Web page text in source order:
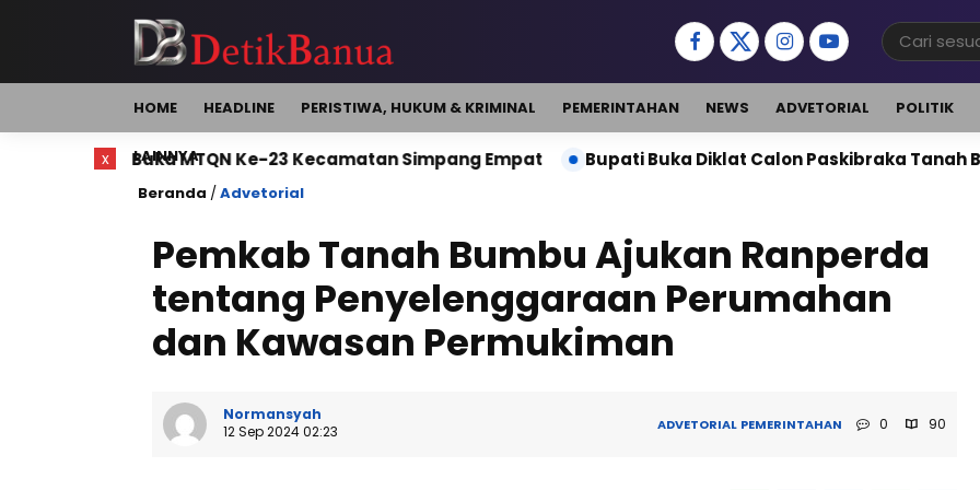
HOME HEADLINE PERISTIWA, HUKUM & KRIMINAL PEMERINTAHAN NEWS ADVETORIAL POLITIK
LAINNYA
MTQN Ke-23 Kecamatan Simpang Empat Bupati Buka Diklat Calon Paskibraka Tanah Bumbu 2026,
Beranda /Advetorial
Pemkab Tanah Bumbu Ajukan Ranperda
tentang Penyelenggaraan Perumahan
dan Kawasan Permukiman
Normansyah
12 Sep 2024 02:23
ADVETORIAL PEMERINTAHAN 0 90
x